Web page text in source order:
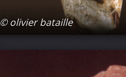
© olivier bataille